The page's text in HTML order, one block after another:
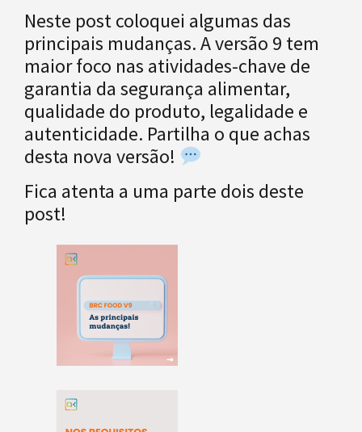
Neste post coloquei algumas das
principais mudanças. A versão 9 tem
maior foco nas atividades-chave de
garantia da segurança alimentar,
qualidade do produto, legalidade e
autenticidade. Partilha o que achas
desta nova versão!
Fica atenta a uma parte dois deste
post!